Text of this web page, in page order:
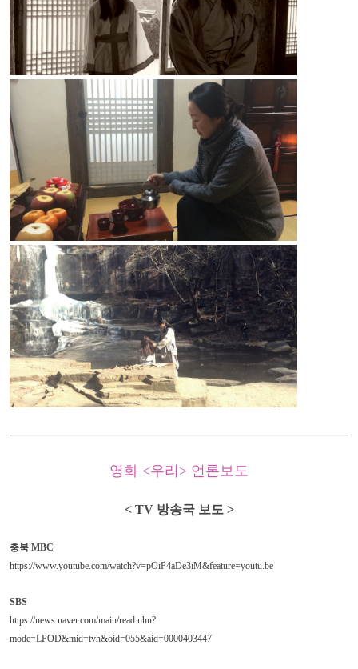
영화 <우리> 언론보도
< TV 방송국 보도 >
충북 MBC
https://www.youtube.com/watch?v=pOiP4aDe3iM&feature=youtu.be
SBS
https://news.naver.com/main/read.nhn?
mode=LPOD&mid=tvh&oid=055&aid=0000403447